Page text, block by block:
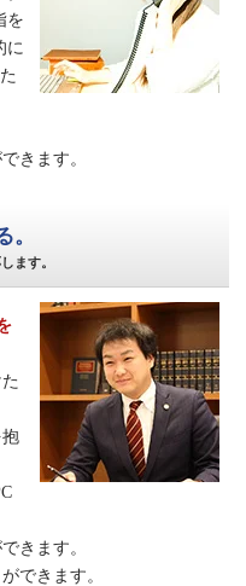
を
に
きます。
。
ます。
きます。
できます。